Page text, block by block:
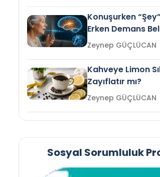
Konuşurken
Erken Demans
Olabilir mi?Zeynep GÜÇLÜCAN
Kahveye Limon
Zayıflatır mı?
Zeynep GÜÇLÜCAN
Sosyal Sorumluluk